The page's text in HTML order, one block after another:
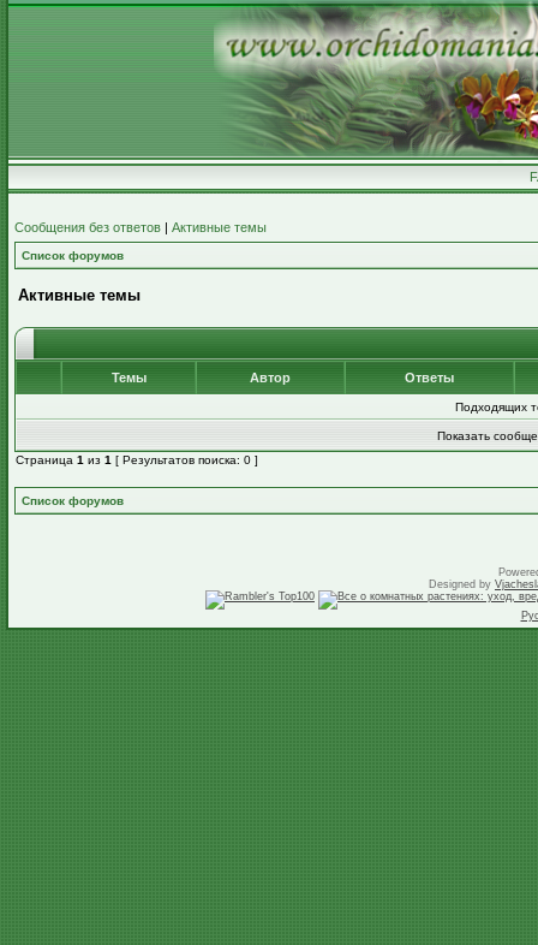
Сообщения без ответов | Активные темы
Список форумов
Активные темы
Темы Автор Ответы
Подходящих
Показать
Страница 1 из 1 [ Результатов поиска: 0 ]
Список форумов
Designed by